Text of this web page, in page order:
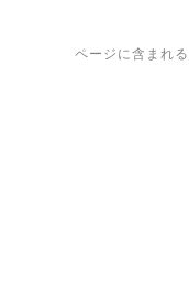
ページに含まれ